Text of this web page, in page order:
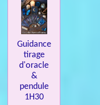
Guidance
tirage
d'oracle
&
pendule
1H30